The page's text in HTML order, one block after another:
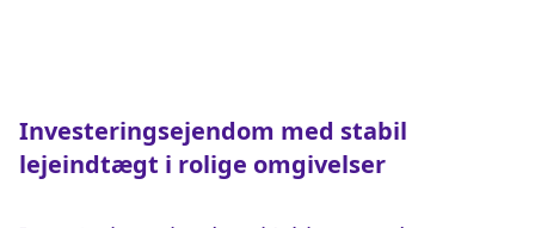
Investeringsejendom med stabil
lejeindtægt i rolige omgivelser